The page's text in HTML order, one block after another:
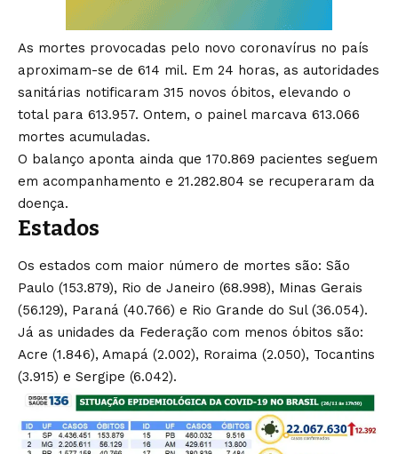
As mortes provocadas pelo novo coronavírus no país
aproximam-se de 614 mil. Em 24 horas, as autoridades
sanitárias notificaram 315 novos óbitos, elevando o
total para 613.957. Ontem, o painel marcava 613.066
mortes acumuladas.
O balanço aponta ainda que 170.869 pacientes seguem
em acompanhamento e 21.282.804 se recuperaram da
doença.
Estados
Os estados com maior número de mortes são: São
Paulo (153.879), Rio de Janeiro (68.998), Minas Gerais
(56.129), Paraná (40.766) e Rio Grande do Sul (36.054).
Já as unidades da Federação com menos óbitos são:
Acre (1.846), Amapá (2.002), Roraima (2.050), Tocantins
(3.915) e Sergipe (6.042).